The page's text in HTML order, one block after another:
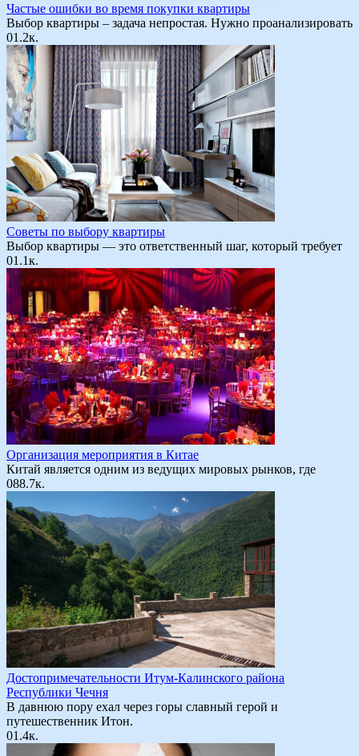
Частые ошибки во время покупки квартиры
Выбор квартиры – задача непростая. Нужно проанализировать
01.2к.
Советы по выбору квартиры
Выбор квартиры — это ответственный шаг, который требует
01.1к.
Организация мероприятия в Китае
Китай является одним из ведущих мировых рынков, где
088.7к.
Достопримечательности Итум-Калинского района
Республики Чечня
В давнюю пору ехал через горы славный герой и
путешественник Итон.
01.4к.